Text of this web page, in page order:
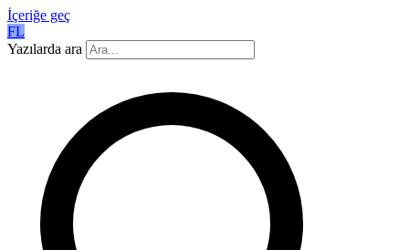
İçeriğe geç
FL
Yazılarda ara